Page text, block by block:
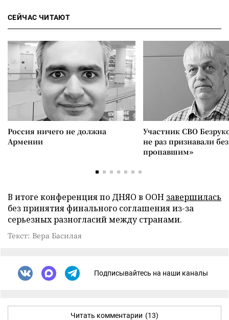
СЕЙЧАС ЧИТАЮТ
Россия ничего не должна
Армении
Участник СВО
не раз признавали
пропавшим»
В итоге конференция по ДНЯО в ООН завершилась
без принятия финального соглашения из-за
серьезных разногласий между странами.
Текст: Вера Басилая
Подписывайтесь на наши каналы
Читать комментарии (13)